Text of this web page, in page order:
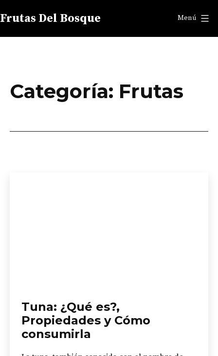
al
contenido
Frutas Del Bosque Menú
Categoría: Frutas
Tuna: ¿Qué es?,
Propiedades y Cómo
consumirla